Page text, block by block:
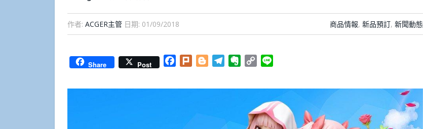
作者: ACGER主管 日期: 01/09/2018 商品情報, 新品預訂, 新聞動態
Share Post Facebook
Plurk BloggerTelegramEvernote
Copy